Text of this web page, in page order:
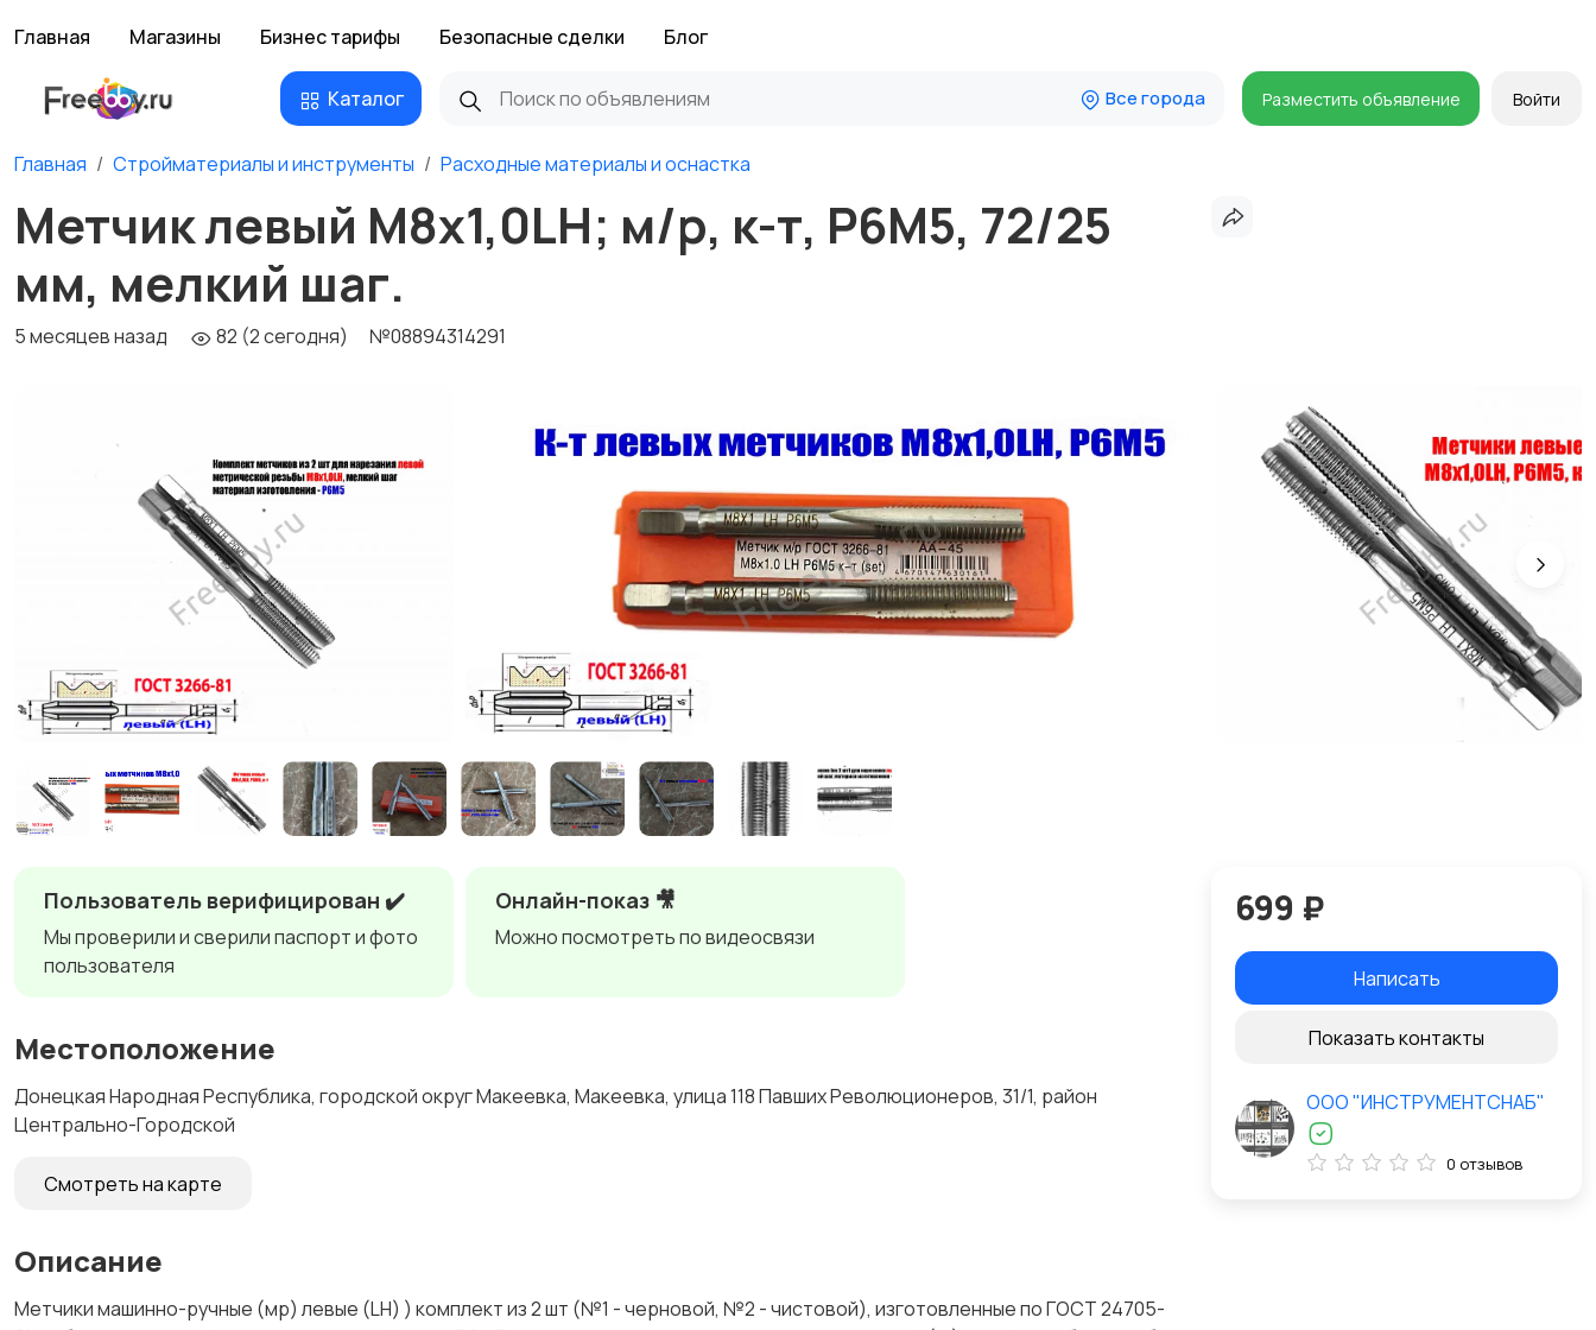
Главная Магазины Бизнес тарифы Безопасные сделки Блог
Каталог Все города Разместить объявление Войти
Главная Стройматериалы и инструменты Расходные материалы и оснастка
Метчик левый М8х1,0LH; м/р, к-т, Р6М5, 72/25
мм, мелкий шаг.
5 месяцев назад 82 (2 сегодня) №08894314291
Пользователь верифицирован ✔️
Мы проверили и сверили паспорт и фото
пользователя
Онлайн-показ 🎥
Можно посмотреть по видеосвязи
Местоположение
Донецкая Народная Республика, городской округ Макеевка, Макеевка, улица 118 Павших Революционеров, 31/1, район
Центрально-Городской
Смотреть на карте
Описание
Метчики машинно-ручные (мр) левые (LH) ) комплект из 2 шт (№1 - черновой, №2 - чистовой), изготовленные по ГОСТ 24705-
699 ₽
Написать
Показать контакты
ООО "ИНСТРУМЕНТСНАБ"
0 отзывов